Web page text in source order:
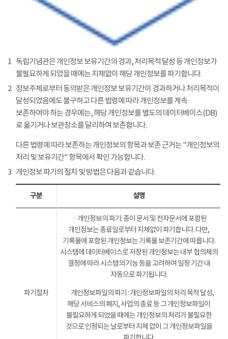
1 독립기념관은 개인정보 보유기간의 경과, 처리목적 달성 등 개인정보가
불필요하게 되었을 때에는 지체없이 해당 개인정보를 파기합니다.
2 정보주체로부터 동의받은 개인정보 보유기간이 경과하거나 처리목적이
달성되었음에도 불구하고 다른 법령에 따라 개인정보를 계속
보존하여야 하는 경우에는, 해당 개인정보를 별도의 데이터베이스(DB)
로 옮기거나 보관장소를 달리하여 보존합니다.
다른 법령에 따라 보존하는 개인정보의 항목과 보존 근거는 "개인정보의
처리 및 보유기간" 항목에서 확인 가능합니다.
3 개인정보 파기의 절차 및 방법은 다음과 같습니다.
구분 설명
파기절차
ㆍ개인정보의 파기: 종이 문서 및 전자문서에 포함된
개인정보는 종료일로부터 지체없이 파기합니다. 다만,
기록물에 포함된 개인정보는 기록물 보존기간에 따릅니다.
시스템에 데이터베이스로 저장된 개인정보는 내부 협의체의
결정에 따라 시스템의 기능 등을 고려하여 일정 기간 내
자동으로 파기됩니다.
ㆍ개인정보파일의 파기 : 개인정보파일의 처리 목적 달성,
해당 서비스의 폐지, 사업의 종료 등 그 개인정보파일이
불필요하게 되었을 때에는 개인정보의 처리가 불필요한
것으로 인정되는 날로부터 지체 없이 그 개인정보파일을